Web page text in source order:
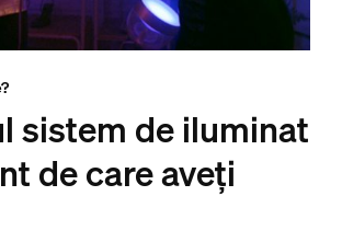
sistem de iluminat
de care aveți